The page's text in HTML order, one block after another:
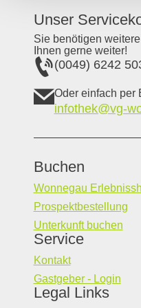
Unser
Sie benötigen
Ihnen gerne weiter!
(0049) 6242
Oder einfach per
infothek@vg-
Buchen
Wonnegau
Prospektbestellung
Unterkunft buchen
Service
Kontakt
Gastgeber - Login
Legal Links